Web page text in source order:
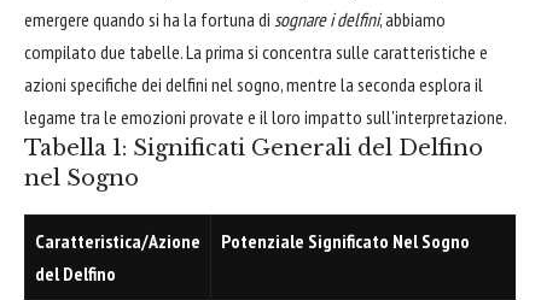
emergere quando si ha la fortuna di sognare i delfini, abbiamo
compilato due tabelle. La prima si concentra sulle caratteristiche e
azioni specifiche dei delfini nel sogno, mentre la seconda esplora il
legame tra le emozioni provate e il loro impatto sull'interpretazione.
Tabella 1: Significati Generali del Delfino
nel Sogno
Caratteristica/Azione
del Delfino
Potenziale Significato Nel Sogno